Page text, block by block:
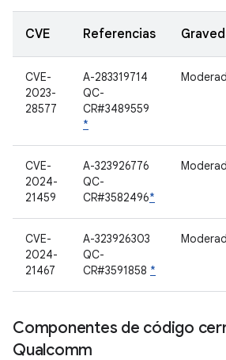
CVE Referencias
CVE-
2023-
28577
A-283319714
QC-
CR#3489559
*
CVE-
2024-
21459
A-323926776
QC-
CR#3582496*
CVE-
2024-
21467
A-323926303
QC-
CR#3591858 *
Componentes de código
Qualcomm